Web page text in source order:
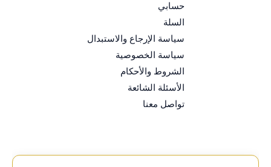
حسابي
السلة
سياسة الإرجاع والاستبدال
سياسة الخصوصية
الشروط والأحكام
الأسئلة الشائعة
تواصل معنا